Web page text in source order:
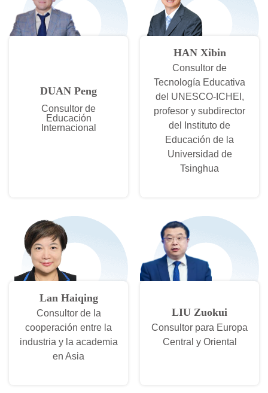
DUAN Peng
Consultor de
Educación
Internacional
HAN Xibin
Consultor de
Tecnología Educativa
del UNESCO-ICHEI,
profesor y subdirector
del Instituto de
Educación de la
Universidad de
Tsinghua
Lan Haiqing
Consultor de la
cooperación entre la
industria y la academia
en Asia
LIU Zuokui
Consultor para Europa
Central y Oriental